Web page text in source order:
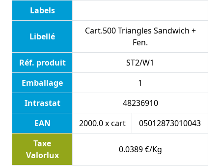
Labels
Libellé
Cart.500 Triangles Sandwich +
Fen.
Réf. produit
ST2/W1
Emballage
1
Intrastat
48236910
EAN
2000.0 x cart
05012873010043
Taxe
Valorlux
0.0389 €/Kg